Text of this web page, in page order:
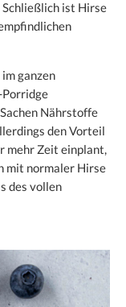
Schließlich ist Hirse
ganzen
Porridge
Nährstoffe
den Vorteil
mehr Zeit einplant,
mit normaler Hirse
des vollen